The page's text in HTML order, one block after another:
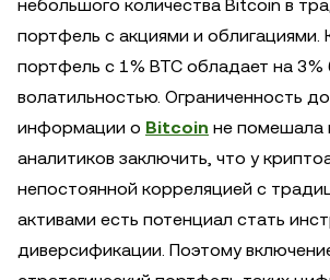
небольшого количества Bitcoin в
портфель с акциями и облигациями.
портфель с 1% BTC обладает на
волатильностью. Ограниченность
информации о Bitcoin не помешала
аналитиков заключить, что у
непостоянной корреляцией с
активами есть потенциал стать
диверсификации. Поэтому